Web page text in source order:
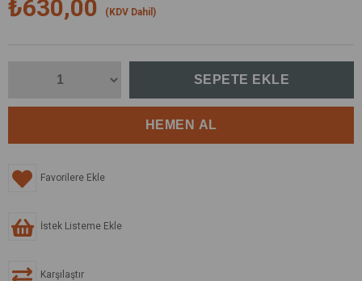
₺630,00 (KDV Dahil)
Favorilere Ekle
İstek Listeme Ekle
Karşılaştır